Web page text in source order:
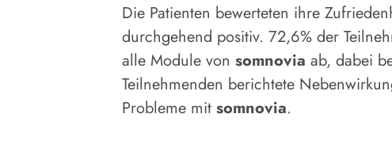
Die Patienten bewerteten ihre
durchgehend positiv. 72,6% der
alle Module von somnovia ab, dabei
Teilnehmenden berichtete
Probleme mit somnovia.